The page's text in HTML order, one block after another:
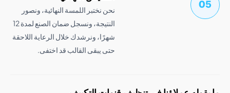
نحن نختبر اللمسة النهائية، ونصور
النتيجة، ونسجل ضمان الصنع لمدة 12
شهرًا، ونرشدك خلال الرعاية اللاحقة
حتى يبقى القالب قد اختفى.